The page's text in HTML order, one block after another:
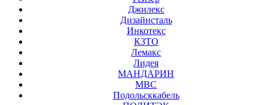
Джилекс
Дизайнсталь
Инкотекс
КЗТО
Лемакс
Лидея
МАНДАРИН
МВС
Подольсккабель